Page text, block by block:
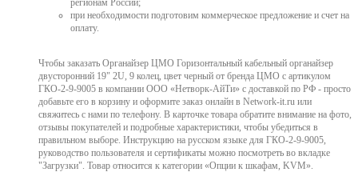
при необходимости подготовим коммерческое предложение и счет на
оплату.
Чтобы заказать Органайзер ЦМО Горизонтальный кабельный органайзер
двусторонний 19" 2U, 9 колец, цвет черный от бренда ЦМО с артикулом
ГКО-2-9-9005 в компании ООО «Нетворк-АйТи» с доставкой по РФ - просто
добавьте его в корзину и оформите заказ онлайн в Network-it.ru или
свяжитесь с нами по телефону. В карточке товара обратите внимание на фото,
отзывы покупателей и подробные характеристики, чтобы убедиться в
правильном выборе. Инструкцию на русском языке для ГКО-2-9-9005,
руководство пользователя и сертификаты можно посмотреть во вкладке
"Загрузки". Товар относится к категории «Опции к шкафам, KVM».